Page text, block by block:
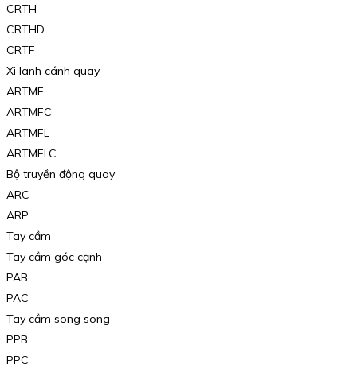
CRTH
CRTHD
CRTF
Xi lanh cánh quay
ARTMF
ARTMFC
ARTMFL
ARTMFLC
Bộ truyền động quay
ARC
ARP
Tay cầm
Tay cầm góc cạnh
PAB
PAC
Tay cầm song song
PPB
PPC